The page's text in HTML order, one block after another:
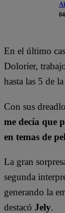
En el último
Dolorier,
hasta las 5 de
Con sus
me decía que
en temas de
La gran
segunda
generando la
destacó Jely.